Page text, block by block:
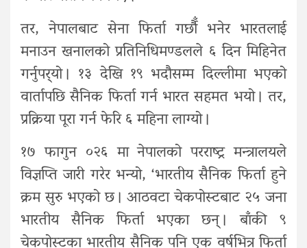
तर, नेपालबाट सेना फिर्ता गर्छौँ भनेर भारतलाई
मनाउन खनालको प्रतिनिधिमण्डलले ६ दिन मिहिनेत
गर्नुपर्‍यो । १३ देखि १९ भदौसम्म दिल्लीमा भएको
वार्तापछि सैनिक फिर्ता गर्न भारत सहमत भयो । तर,
प्रक्रिया पूरा गर्न फेरि ६ महिना लाग्यो ।
१७ फागुन ०२६ मा नेपालको परराष्ट्र मन्त्रालयले
विज्ञप्ति जारी गरेर भन्यो, ‘भारतीय सैनिक फिर्ता हुने
क्रम सुरु भएको छ । आठवटा चेकपोस्टबाट २५ जना
भारतीय सैनिक फिर्ता भएका छन् । बाँकी ९